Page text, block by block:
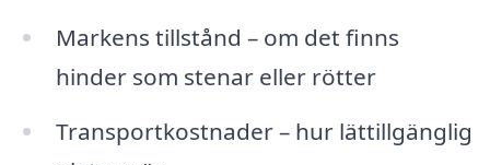
Markens tillstånd – om det finns
hinder som stenar eller rötter
Transportkostnader – hur lättillgänglig